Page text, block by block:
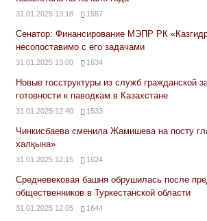
31.01.2025 13:18 1557
Сенатор: Финансирование МЭПР РК
несопоставимо с его задачами
31.01.2025 13:00 1634
Новые госструктуры из служб гражданской
готовности к паводкам в Казахстане
31.01.2025 12:40 1533
Чинкисбаева сменила Жамишева на посту
халқына»
31.01.2025 12:15 1624
Средневековая башня обрушилась после
общественников в Туркестанской области
31.01.2025 12:05 1644